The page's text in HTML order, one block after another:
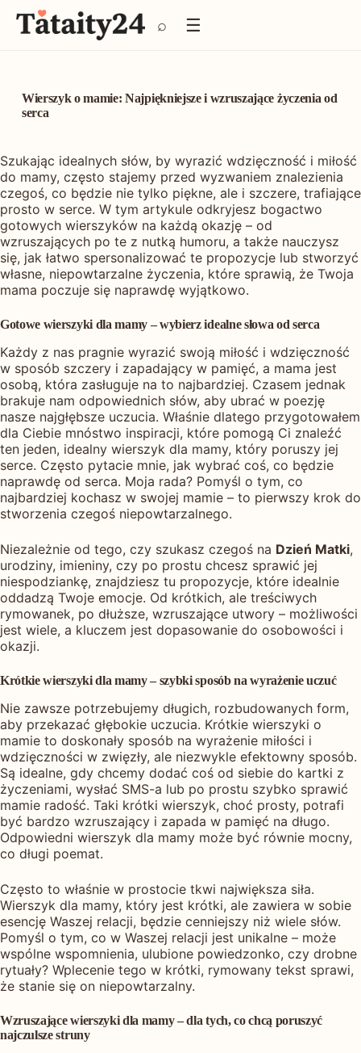
P
r
d
ź
t
e
ś
c
i
⌕ ☰
Wierszyk o mamie: Najpiękniejsze i wzruszające życzenia od
serca
Szukając idealnych słów, by wyrazić wdzięczność i miłość
do mamy, często stajemy przed wyzwaniem znalezienia
czegoś, co będzie nie tylko piękne, ale i szczere, trafiające
prosto w serce. W tym artykule odkryjesz bogactwo
gotowych wierszyków na każdą okazję – od
wzruszających po te z nutką humoru, a także nauczysz
się, jak łatwo spersonalizować te propozycje lub stworzyć
własne, niepowtarzalne życzenia, które sprawią, że Twoja
mama poczuje się naprawdę wyjątkowo.
Gotowe wierszyki dla mamy – wybierz idealne słowa od serca
Każdy z nas pragnie wyrazić swoją miłość i wdzięczność
w sposób szczery i zapadający w pamięć, a mama jest
osobą, która zasługuje na to najbardziej. Czasem jednak
brakuje nam odpowiednich słów, aby ubrać w poezję
nasze najgłębsze uczucia. Właśnie dlatego przygotowałem
dla Ciebie mnóstwo inspiracji, które pomogą Ci znaleźć
ten jeden, idealny wierszyk dla mamy, który poruszy jej
serce. Często pytacie mnie, jak wybrać coś, co będzie
naprawdę od serca. Moja rada? Pomyśl o tym, co
najbardziej kochasz w swojej mamie – to pierwszy krok do
stworzenia czegoś niepowtarzalnego.
Niezależnie od tego, czy szukasz czegoś na Dzień Matki,
urodziny, imieniny, czy po prostu chcesz sprawić jej
niespodziankę, znajdziesz tu propozycje, które idealnie
oddadzą Twoje emocje. Od krótkich, ale treściwych
rymowanek, po dłuższe, wzruszające utwory – możliwości
jest wiele, a kluczem jest dopasowanie do osobowości i
okazji.
Krótkie wierszyki dla mamy – szybki sposób na wyrażenie uczuć
Nie zawsze potrzebujemy długich, rozbudowanych form,
aby przekazać głębokie uczucia. Krótkie wierszyki o
mamie to doskonały sposób na wyrażenie miłości i
wdzięczności w zwięzły, ale niezwykle efektowny sposób.
Są idealne, gdy chcemy dodać coś od siebie do kartki z
życzeniami, wysłać SMS-a lub po prostu szybko sprawić
mamie radość. Taki krótki wierszyk, choć prosty, potrafi
być bardzo wzruszający i zapada w pamięć na długo.
Odpowiedni wierszyk dla mamy może być równie mocny,
co długi poemat.
Często to właśnie w prostocie tkwi największa siła.
Wierszyk dla mamy, który jest krótki, ale zawiera w sobie
esencję Waszej relacji, będzie cenniejszy niż wiele słów.
Pomyśl o tym, co w Waszej relacji jest unikalne – może
wspólne wspomnienia, ulubione powiedzonko, czy drobne
rytuały? Wplecenie tego w krótki, rymowany tekst sprawi,
że stanie się on niepowtarzalny.
Wzruszające wierszyki dla mamy – dla tych, co chcą poruszyć
najczulsze struny